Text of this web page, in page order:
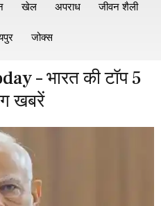
खेल अपराध जीवन शैली
जोक्स
– भारत की टॉप 5
खबरें